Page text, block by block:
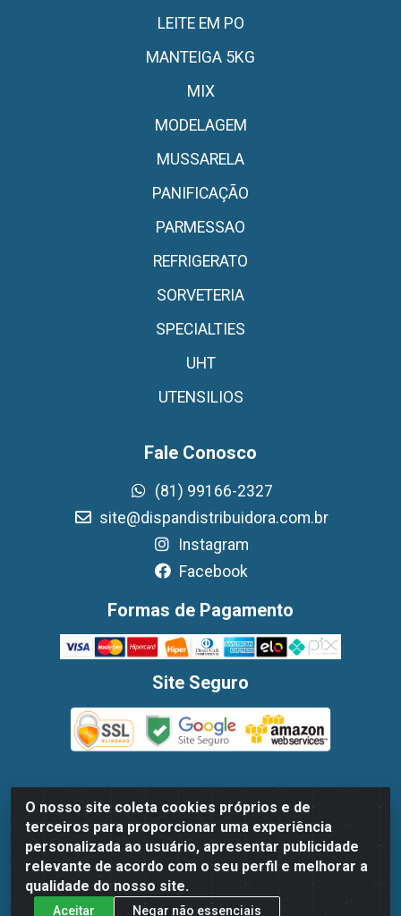
O nosso site coleta cookies próprios e de
terceiros para proporcionar uma experiência
personalizada ao usuário, apresentar publicidade
relevante de acordo com o seu perfil e melhorar a
qualidade do nosso site.
Aceitar Negar não essenciais
LEITE EM PO
MANTEIGA 5KG
MIX
MODELAGEM
MUSSARELA
PANIFICAÇÃO
PARMESSAO
REFRIGERATO
SORVETERIA
SPECIALTIES
UHT
UTENSILIOS
Fale Conosco
(81) 99166-2327
site@dispandistribuidora.com.br
Instagram
Facebook
Formas de Pagamento
Site Seguro
Dispan Distribuidora de Alimentos LTDA - Avenida Marechal
Mascarenhas De Moraes, 1048- Imbiribeira, Recife/PE - CEP
51.170-000 - CNPJ 30.779.584/0003-78